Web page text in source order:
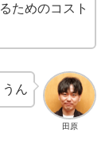
ためのコスト
田原
うん